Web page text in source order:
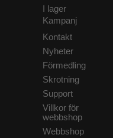
I lager
Kampanj
Kontakt
Nyheter
Förmedling
Skrotning
Support
Villkor för
webbshop
Webbshop